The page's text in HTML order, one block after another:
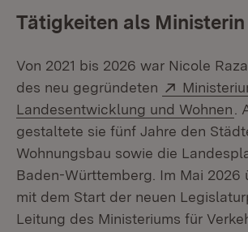
Tätigkeiten als Ministerin
Von 2021 bis 2026 war Nicole
des neu gegründeten
Extern:
Landesentwicklung und Wohnen
gestaltete sie fünf Jahre den
Wohnungsbau sowie die
Baden-Württemberg. Im Mai 2026
mit dem Start der neuen
Leitung des Ministeriums für